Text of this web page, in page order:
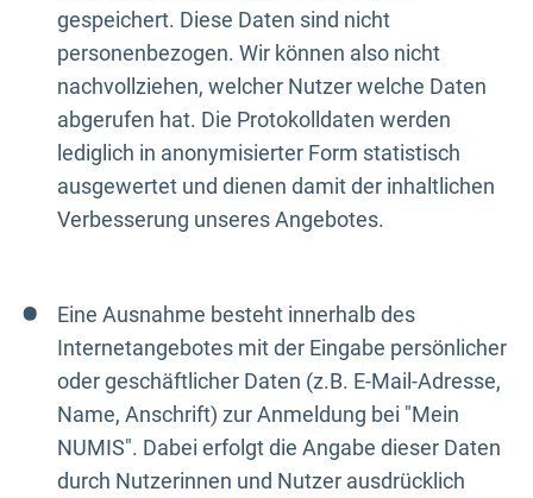
gespeichert. Diese Daten sind nicht
personenbezogen. Wir können also nicht
nachvollziehen, welcher Nutzer welche Daten
abgerufen hat. Die Protokolldaten werden
lediglich in anonymisierter Form statistisch
ausgewertet und dienen damit der inhaltlichen
Verbesserung unseres Angebotes.
Eine Ausnahme besteht innerhalb des
Internetangebotes mit der Eingabe persönlicher
oder geschäftlicher Daten (z.B. E-Mail-Adresse,
Name, Anschrift) zur Anmeldung bei "Mein
NUMIS". Dabei erfolgt die Angabe dieser Daten
durch Nutzerinnen und Nutzer ausdrücklich